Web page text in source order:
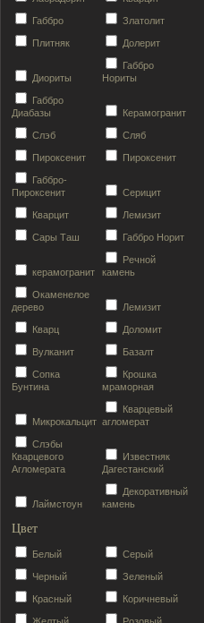
Габбро Златолит
Плитняк Долерит
Диориты
Габбро
Нориты
Габбро
Диабазы
Керамогранит
Слэб Сляб
Пироксенит Пироксенит
Габбро-
Пироксенит
Серицит
Кварцит Лемизит
Сары Таш Габбро Норит
керамогранит
Речной
камень
Окаменелое
дерево
Лемизит
Кварц Доломит
Вулканит Базалт
Сопка
Бунтина
Крошка
мраморная
Микрокальцит
Кварцевый
агломерат
Слэбы
Кварцевого
Агломерата
Известняк
Дагестанский
Лаймстоун
Декоративный
камень
Цвет
Белый Серый
Черный Зеленый
Красный Коричневый